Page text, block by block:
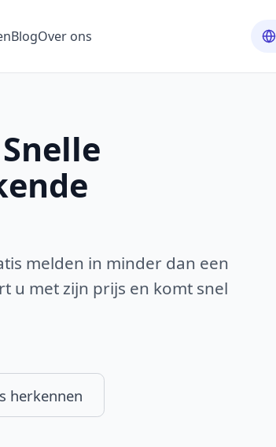
BlogOver ons
melden in minder dan een
u met zijn prijs en komt snel
herkennen